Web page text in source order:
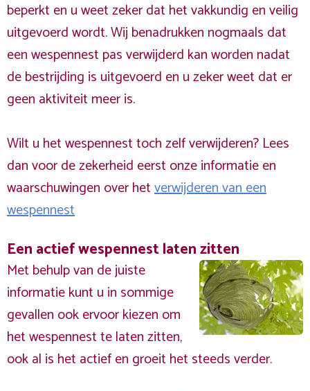
beperkt en u weet zeker dat het vakkundig en veilig
uitgevoerd wordt. Wij benadrukken nogmaals dat
een wespennest pas verwijderd kan worden nadat
de bestrijding is uitgevoerd en u zeker weet dat er
geen aktiviteit meer is.
Wilt u het wespennest toch zelf verwijderen? Lees
dan voor de zekerheid eerst onze informatie en
waarschuwingen over hetverwijderen van een
wespennest
Een actief wespennest laten zitten
Met behulp van de juiste
informatie kunt u in sommige
gevallen ook ervoor kiezen om
het wespennest te laten zitten,
ook al is het actief en groeit het steeds verder.